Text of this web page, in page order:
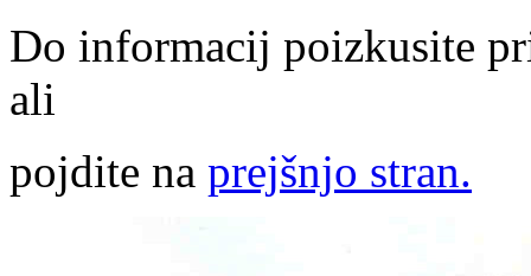
Do informacij poizkusite
ali
pojdite na prejšnjo stran.